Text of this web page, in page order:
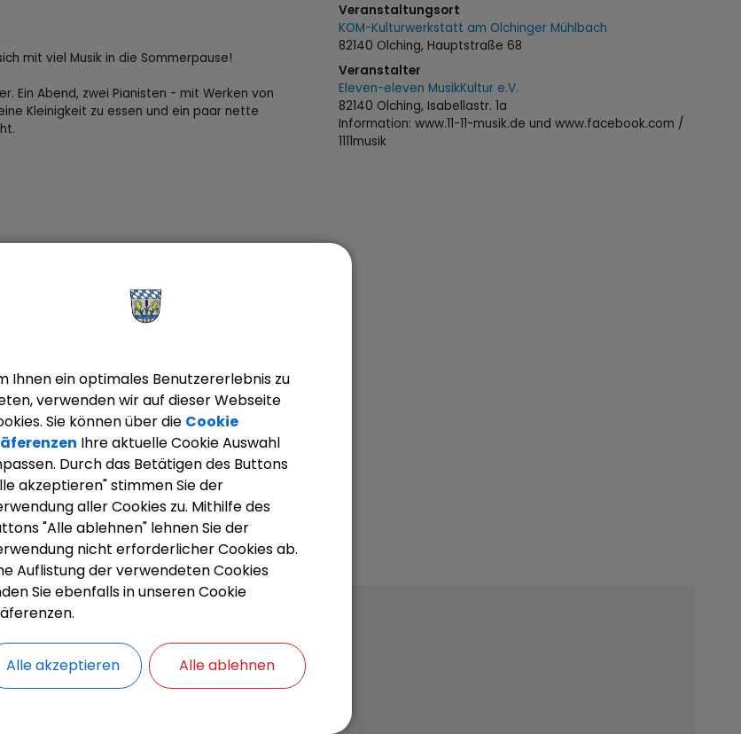
mit viel Musik in die Sommerpause!
Ein Abend, zwei Pianisten - mit Werken von
Kleinigkeit zu essen und ein paar nette
MORNING RAGAS
Veranstaltungsort
KOM-Kulturwerkstatt am Olchinger Mühlbach
82140 Olching, Hauptstraße 68
Veranstalter
Eleven-eleven MusikKultur e.V.
82140 Olching, Isabellastr. 1a
Information: www.11-11-musik.de und www.facebook.com /
1111musik
Ihnen ein optimales Benutzererlebnis zu
verwenden wir auf dieser Webseite
Sie können über die Cookie
Ihre aktuelle Cookie Auswahl
Durch das Betätigen des Buttons
akzeptieren" stimmen Sie der
aller Cookies zu. Mithilfe des
"Alle ablehnen" lehnen Sie der
nicht erforderlicher Cookies ab.
Auflistung der verwendeten Cookies
Sie ebenfalls in unseren Cookie
Alle akzeptieren Alle ablehnen